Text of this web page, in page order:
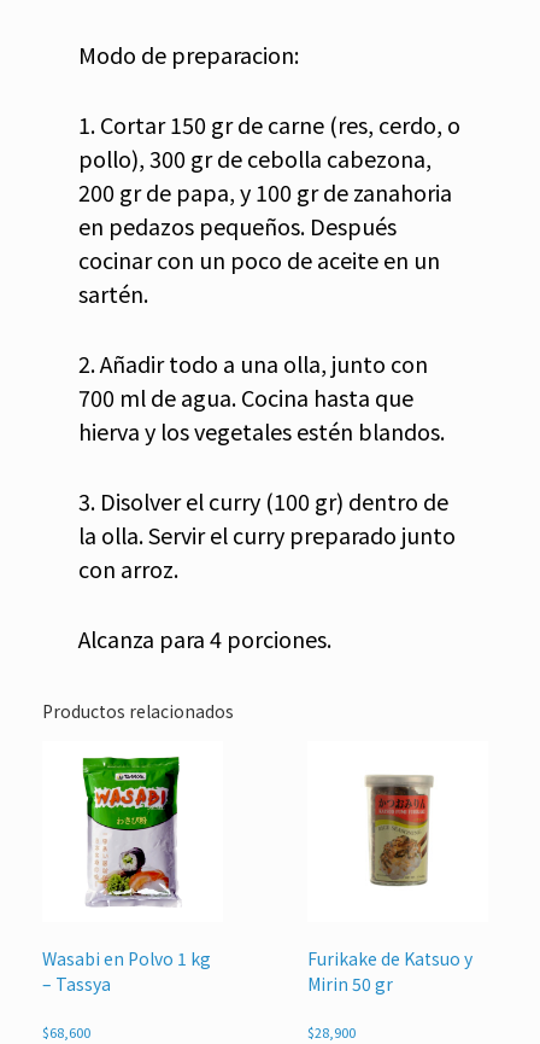
Modo de preparacion:
1. Cortar 150 gr de carne (res, cerdo, o
pollo), 300 gr de cebolla cabezona,
200 gr de papa, y 100 gr de zanahoria
en pedazos pequeños. Después
cocinar con un poco de aceite en un
sartén.
2. Añadir todo a una olla, junto con
700 ml de agua. Cocina hasta que
hierva y los vegetales estén blandos.
3. Disolver el curry (100 gr) dentro de
la olla. Servir el curry preparado junto
con arroz.
Alcanza para 4 porciones.
Productos relacionados
Wasabi en Polvo 1 kg
– Tassya
$68,600
Furikake de Katsuo y
Mirin 50 gr
$28,900